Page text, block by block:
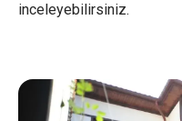
inceleyebilirsiniz.